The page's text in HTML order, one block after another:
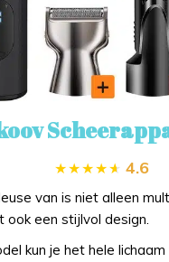
4.6
van is niet alleen
ook een stijlvol design.
kun je het hele